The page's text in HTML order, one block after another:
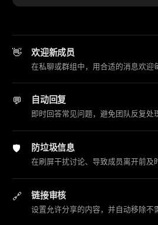
欢迎新成员
在私聊或群组中，用合适的消息欢迎
自动回复
即时回答常见问题，避免团队反复处
防垃圾信息
在刷屏干扰讨论、导致成员离开前及
链接审核
设置允许分享的内容，并自动移除不